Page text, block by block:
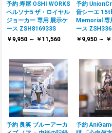
予約 寿屋 OSHI WORKS
ペルソナ5 ザ・ロイヤル
ジョーカー 専用 展示ケ
ース ZSH816933S
￥9,950 ～ ￥11,560
予約
音シーエ
Memorial 専
ース
￥9,950 ～
予約 良笑 ブルーアーカ
予約